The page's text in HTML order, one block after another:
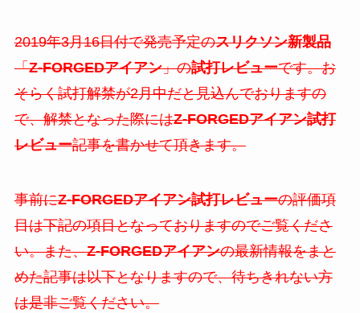
2019年3月16日付で発売予定のスリクソン新製品
「Z-FORGEDアイアン」の試打レビューです。お
そらく試打解禁が2月中だと見込んでおりますの
で、解禁となった際にはZ-FORGEDアイアン試打
レビュー記事を書かせて頂きます。
事前にZ-FORGEDアイアン試打レビューの評価項
目は下記の項目となっておりますのでご覧くださ
い。また、Z-FORGEDアイアンの最新情報をまと
めた記事は以下となりますので、待ちきれない方
は是非ご覧ください。